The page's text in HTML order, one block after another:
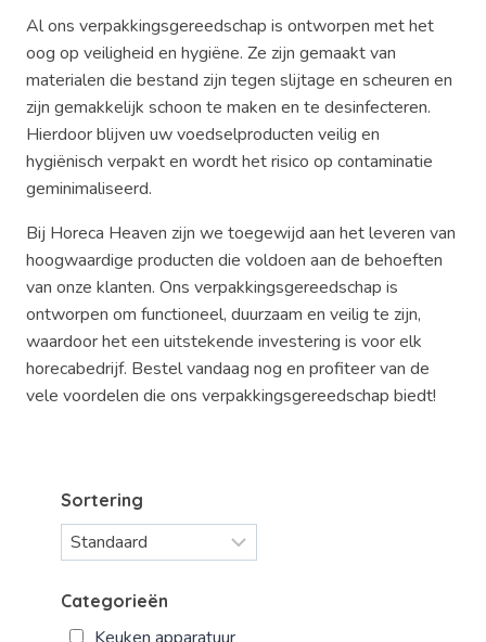
Al ons verpakkingsgereedschap is ontworpen met het
oog op veiligheid en hygiëne. Ze zijn gemaakt van
materialen die bestand zijn tegen slijtage en scheuren en
zijn gemakkelijk schoon te maken en te desinfecteren.
Hierdoor blijven uw voedselproducten veilig en
hygiënisch verpakt en wordt het risico op contaminatie
geminimaliseerd.
Bij Horeca Heaven zijn we toegewijd aan het leveren van
hoogwaardige producten die voldoen aan de behoeften
van onze klanten. Ons verpakkingsgereedschap is
ontworpen om functioneel, duurzaam en veilig te zijn,
waardoor het een uitstekende investering is voor elk
horecabedrijf. Bestel vandaag nog en profiteer van de
vele voordelen die ons verpakkingsgereedschap biedt!
Sortering
Categorieën